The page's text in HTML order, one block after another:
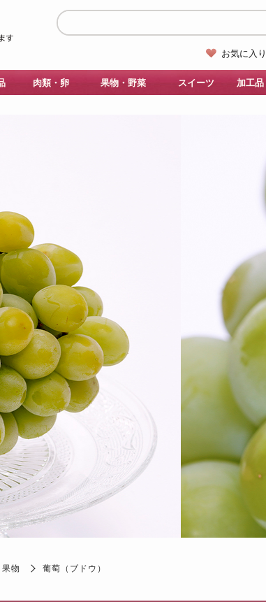
お気に入り
肉類・卵 果物・野菜 スイーツ 加工品
物 葡萄（ブドウ）